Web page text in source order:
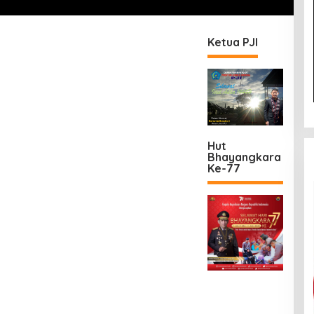
Ketua PJI
Hut
Bhayangkara
Ke-77